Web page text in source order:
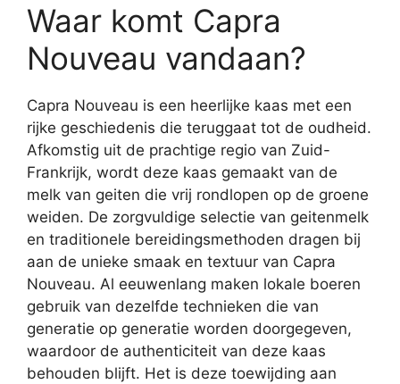
Waar komt Capra
Nouveau vandaan?
Capra Nouveau is een heerlijke kaas met een
rijke geschiedenis die teruggaat tot de oudheid.
Afkomstig uit de prachtige regio van Zuid-
Frankrijk, wordt deze kaas gemaakt van de
melk van geiten die vrij rondlopen op de groene
weiden. De zorgvuldige selectie van geitenmelk
en traditionele bereidingsmethoden dragen bij
aan de unieke smaak en textuur van Capra
Nouveau. Al eeuwenlang maken lokale boeren
gebruik van dezelfde technieken die van
generatie op generatie worden doorgegeven,
waardoor de authenticiteit van deze kaas
behouden blijft. Het is deze toewijding aan